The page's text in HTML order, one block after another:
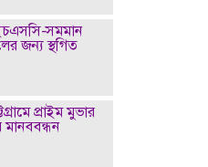
সমমান
জন্য স্থগিত
প্রাইম মুভার
মানববন্ধন